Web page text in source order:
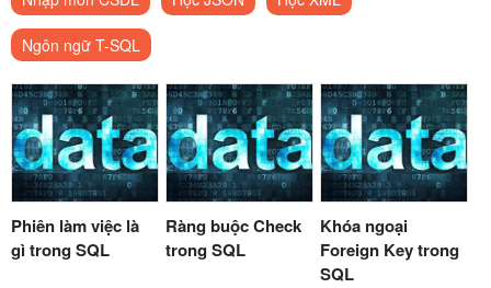
Ngôn ngữ T-SQL
Phiên làm việc là
gì trong SQL
Ràng buộc Check
trong SQL
Khóa ngoại
Foreign Key trong
SQL